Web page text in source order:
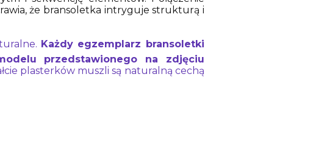
że bransoletka intryguje strukturą i
Każdy egzemplarz bransoletki
przedstawionego na zdjęciu
plasterków muszli są naturalną cechą